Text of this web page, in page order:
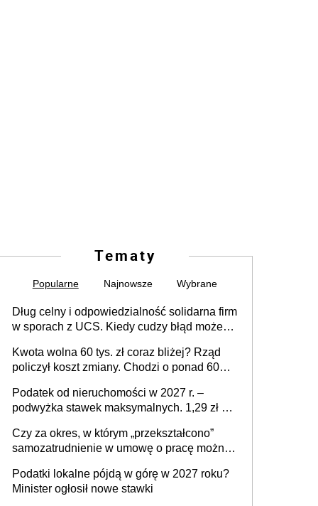
Tematy
Popularne Najnowsze Wybrane
Dług celny i odpowiedzialność solidarna firm
w sporach z UCS. Kiedy cudzy błąd może
Kwota wolna 60 tys. zł coraz bliżej? Rząd
policzył koszt zmiany. Chodzi o ponad 60
Podatek od nieruchomości w 2027 r. –
podwyżka stawek maksymalnych. 1,29 zł za
budynków i lokali związanych z
prowadzeniem działalności gospodarczej
Czy za okres, w którym „przekształcono”
samozatrudnienie w umowę o pracę można
umowy cywilnoprawnej jedynym
racjonalnym wyjściem
Podatki lokalne pójdą w górę w 2027 roku?
Minister ogłosił nowe stawki